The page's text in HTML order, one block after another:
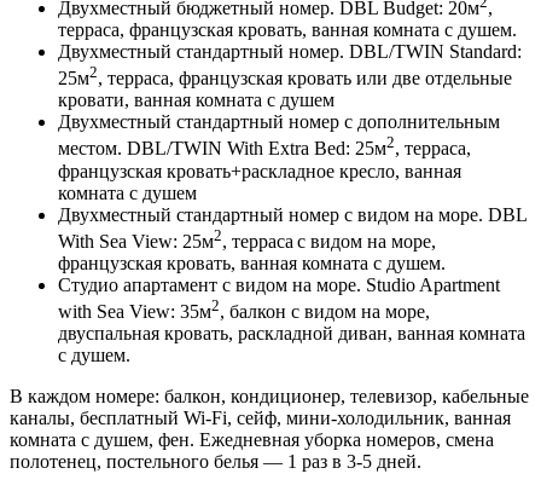
Двухместный бюджетный номер. DBL Budget: 20м ,
терраса, французская кровать, ванная комната с душем.
Двухместный стандартный номер. DBL/TWIN Standard:
25м2, терраса, французская кровать или две отдельные
кровати, ванная комната с душем
Двухместный стандартный номер c дополнительным
местом. DBL/TWIN With Extra Bed: 25м2, терраса,
французская кровать+раскладное кресло, ванная
комната с душем
Двухместный стандартный номер с видом на море. DBL
With Sea View: 25м2, терраса c видом на море,
французская кровать, ванная комната с душем.
Студио апартамент с видом на море. Studio Apartment
with Sea View: 35м2, балкон с видом на море,
двуспальная кровать, раскладной диван, ванная комната
с душем.
В каждом номере: балкон, кондиционер, телевизор, кабельные
каналы, бесплатный Wi-Fi, сейф, мини-холодильник, ванная
комната с душем, фен. Ежедневная уборка номеров, смена
полотенец, постельного белья — 1 раз в 3-5 дней.